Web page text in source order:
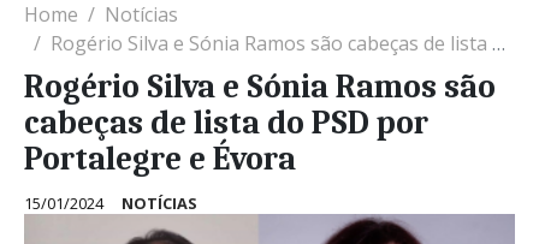
Home
Notícias
Rogério Silva e Sónia Ramos são cabeças de lista do PSD por Portalegre e Évora
Rogério Silva e Sónia Ramos são
cabeças de lista do PSD por
Portalegre e Évora
15/01/2024 NOTÍCIAS